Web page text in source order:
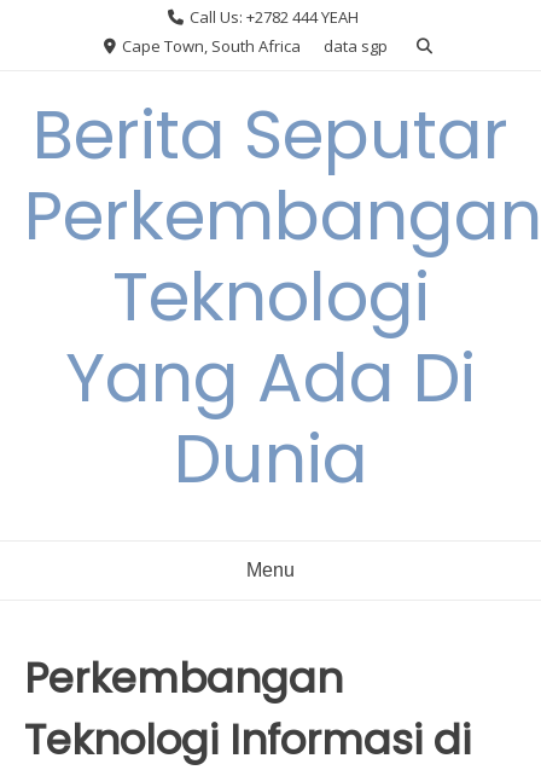
Call Us: +2782 444 YEAH
Cape Town, South Africa
data sgp
Berita Seputar
Perkembangan
Teknologi
Yang Ada Di
Dunia
Menu
Perkembangan
Teknologi Informasi di